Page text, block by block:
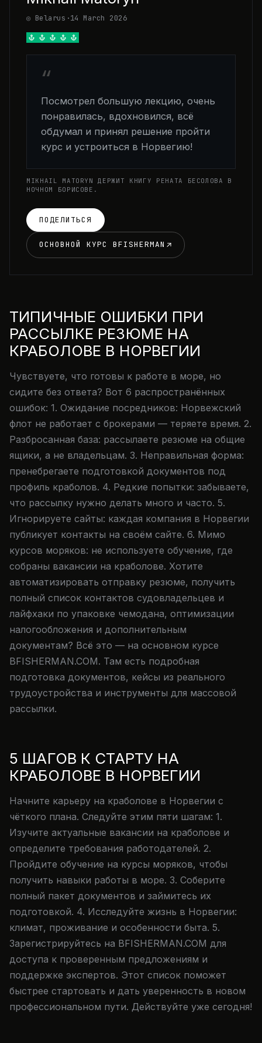
◎ Belarus ·14 March 2026
“
Посмотрел большую лекцию, очень
понравилась, вдохновился, всё
обдумал и принял решение пройти
курс и устроиться в Норвегию!
MIKHAIL MATORYN ДЕРЖИТ КНИГУ РЕНАТА БЕСОЛОВА В
НОЧНОМ БОРИСОВЕ.
ПОДЕЛИТЬСЯ
ОСНОВНОЙ КУРС BFISHERMAN
ТИПИЧНЫЕ ОШИБКИ ПРИ
РАССЫЛКЕ РЕЗЮМЕ НА
КРАБОЛОВЕ В НОРВЕГИИ
Чувствуете, что готовы к работе в море, но
сидите без ответа? Вот 6 распространённых
ошибок: 1. Ожидание посредников: Норвежский
флот не работает с брокерами — теряете время. 2.
Разбросанная база: рассылаете резюме на общие
ящики, а не владельцам. 3. Неправильная форма:
пренебрегаете подготовкой документов под
профиль краболов. 4. Редкие попытки: забываете,
что рассылку нужно делать много и часто. 5.
Игнорируете сайты: каждая компания в Норвегии
публикует контакты на своём сайте. 6. Мимо
курсов моряков: не используете обучение, где
собраны вакансии на краболове. Хотите
автоматизировать отправку резюме, получить
полный список контактов судовладельцев и
лайфхаки по упаковке чемодана, оптимизации
налогообложения и дополнительным
документам? Всё это — на основном курсе
BFISHERMAN.COM. Там есть подробная
подготовка документов, кейсы из реального
трудоустройства и инструменты для массовой
рассылки.
5 ШАГОВ К СТАРТУ НА
КРАБОЛОВЕ В НОРВЕГИИ
Начните карьеру на краболове в Норвегии с
чёткого плана. Следуйте этим пяти шагам: 1.
Изучите актуальные вакансии на краболове и
определите требования работодателей. 2.
Пройдите обучение на курсы моряков, чтобы
получить навыки работы в море. 3. Соберите
полный пакет документов и займитесь их
подготовкой. 4. Исследуйте жизнь в Норвегии:
климат, проживание и особенности быта. 5.
Зарегистрируйтесь на BFISHERMAN.COM для
доступа к проверенным предложениям и
поддержке экспертов. Этот список поможет
быстрее стартовать и дать уверенность в новом
профессиональном пути. Действуйте уже сегодня!